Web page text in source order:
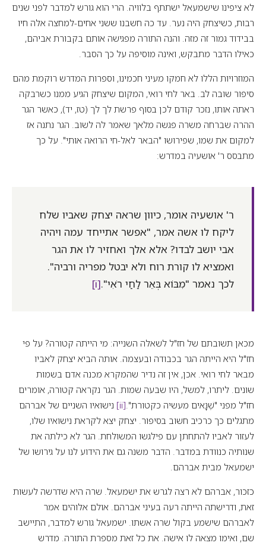
לא ציפינו שישמעאל ישתתף בלוויה. הרי הוא גורש למדבר לפני שנים
רבות, כשיצחק היה נער. עד כה חשבנו ששני אחים-למחצה אלה חיו
בבידוד גמור זה מזה. והנה התורה מפגישה אותם בקבורת אביהם,
כאילו הדבר מתבקש, ואינה מוסיפה על כך הסבר.
המוזרויות הללו לא חמקו מעיני חכמינו, וספרות המדרש רוקמת מהם
סיפור שובה לב. באר לחי רואי, המקום שיצחק הגיע ממנו כשרבקה
ראתה אותו, נזכר קודם לכן בסוף פרשת לך לך (טז, יד), כאשר הגר
ההרה שברחה משרה פגשה מלאך שאמר לה לשוב. הגר נתנה אז
למקום את שמו, שפירושו "הבאר לאל-חי הרואה אותי". על כך
מתבסס ר' אושעיה במדרש:
ר' אושעיה אומר, כיוון שראה יצחק שאביו שלח
ליקח לו אשה אמר, "אפשר אתייחד עמה ויהיה
אבי יושב לבדו? אלא אלך ואחזיר לו את הגר
ואמציא לו קורת רוח ולא יבטל מפריה ורביה".
לכך נאמר "מִבּוֹא בְּאֵר לַחַי רֹאִי".[i]
מכאן תשובתם של חז"ל לשאלה השנייה: מי הייתה קטורה? על פי
חז"ל היא הייתה הגר בכבודה ובעצמה. אותה הביא יצחק לאביו
מבאר לחי רואי. אכן, אין זה נדיר שהמקרא מכנה אדם בשמות
שונים. ליתרו, למשל, היו שבעה שמות. הגר נקראה קטורה, אומרים
חז"ל מפני "שֶׁנָּאים מעשיה כקטורת". [ii]
נישואיו השניים של אברהם
מתגלים כך כרכיב חשוב בסיפור. יצחק יצא לקראת נישואיו שלו,
לעזור לאביו להתחתן עם פילגשו המשולחת. הגר לא כילתה את
שנותיה כנוודת במדבר. הדבר משנה גם את הידוע לנו על גירושו של
ישמעאל מבית אברהם.
כזכור, אברהם לא רצה לגרש את ישמעאל. שרה היא שדרשה לעשות
זאת, ודרישתה הייתה רעה בעיני אברהם. אולם אלוהים אמר
לאברהם שישמע בקול שרה אשתו. ישמעאל גורש למדבר, התיישב
שם, ואימו מצאה לו אישה. את כל זאת מספרת התורה. מדרש